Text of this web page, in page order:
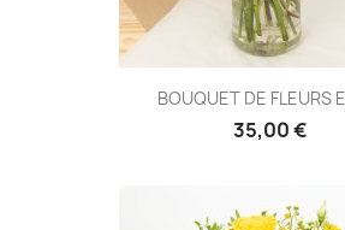
BOUQUET DE FLEURS
35,00 €